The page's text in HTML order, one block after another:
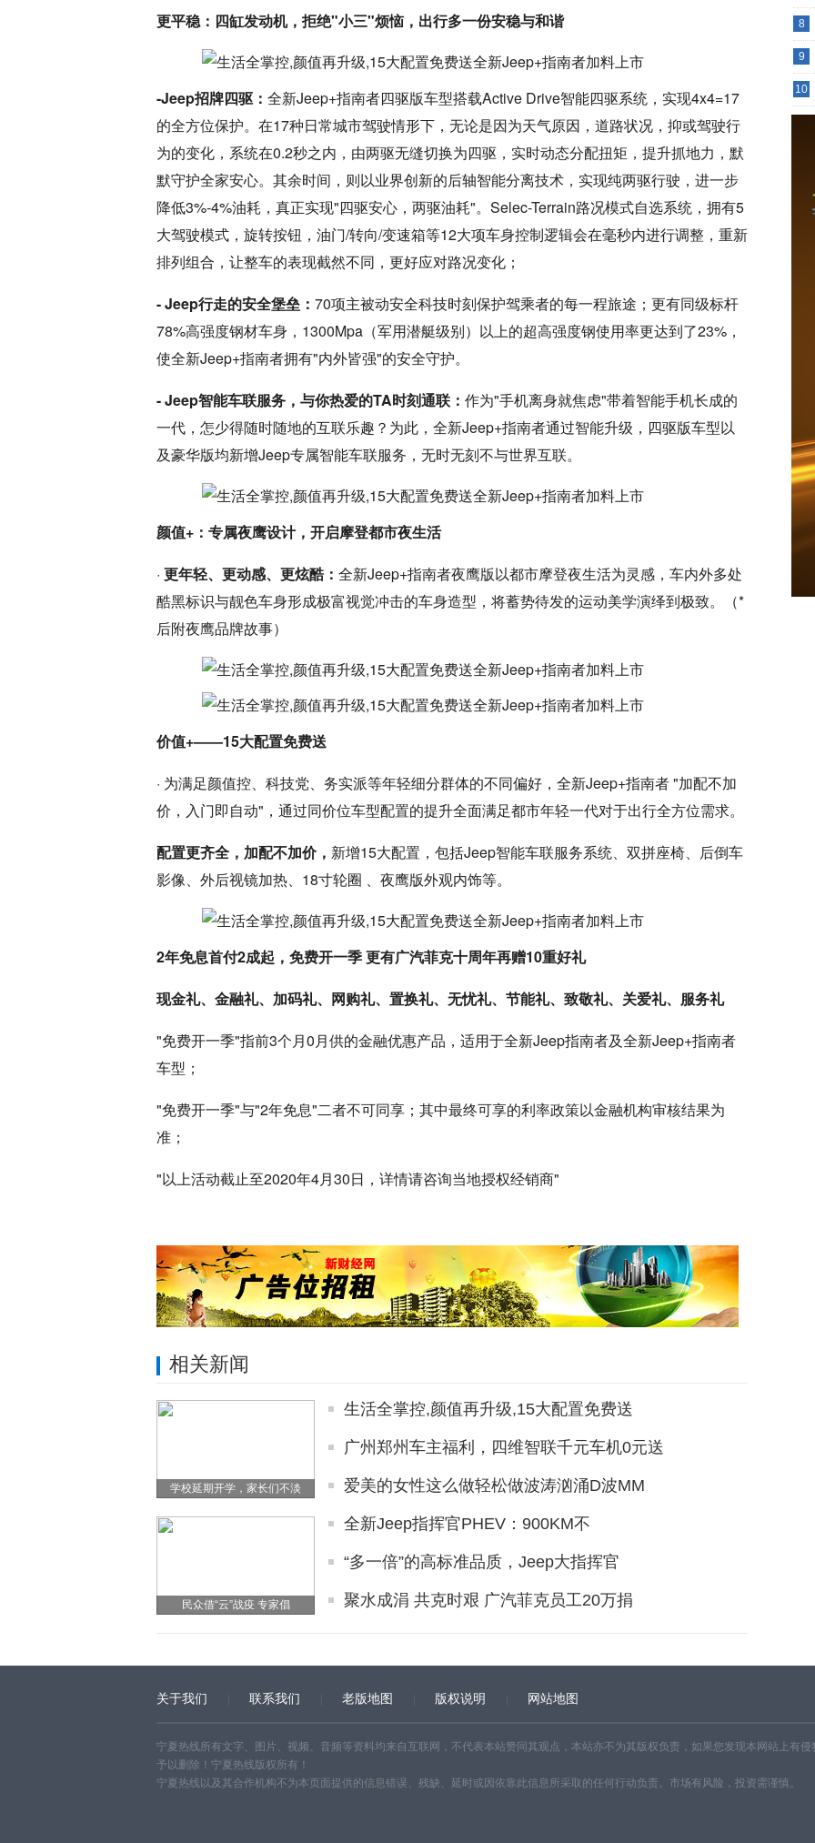
更平稳：四缸发动机，拒绝"小三"烦恼，出行多一份安稳与和谐
-Jeep招牌四驱： 全新Jeep+指南者四驱版车型搭载Active Drive智能四驱系统，实现4x4=17
的全方位保护。在17种日常城市驾驶情形下，无论是因为天气原因，道路状况，抑或驾驶行
为的变化，系统在0.2秒之内，由两驱无缝切换为四驱，实时动态分配扭矩，提升抓地力，默
默守护全家安心。其余时间，则以业界创新的后轴智能分离技术，实现纯两驱行驶，进一步
降低3%-4%油耗，真正实现"四驱安心，两驱油耗"。Selec-Terrain路况模式自选系统，拥有5
大驾驶模式，旋转按钮，油门/转向/变速箱等12大项车身控制逻辑会在毫秒内进行调整，重新
排列组合，让整车的表现截然不同，更好应对路况变化；
- Jeep行走的安全堡垒： 70项主被动安全科技时刻保护驾乘者的每一程旅途；更有同级标杆
78%高强度钢材车身，1300Mpa（军用潜艇级别）以上的超高强度钢使用率更达到了23%，
使全新Jeep+指南者拥有"内外皆强"的安全守护。
- Jeep智能车联服务，与你热爱的TA时刻通联： 作为"手机离身就焦虑"带着智能手机长成的
一代，怎少得随时随地的互联乐趣？为此，全新Jeep+指南者通过智能升级，四驱版车型以
及豪华版均新增Jeep专属智能车联服务，无时无刻不与世界互联。
颜值+：专属夜鹰设计，开启摩登都市夜生活
· 更年轻、更动感、更炫酷： 全新Jeep+指南者夜鹰版以都市摩登夜生活为灵感，车内外多处
酷黑标识与靓色车身形成极富视觉冲击的车身造型，将蓄势待发的运动美学演绎到极致。（*
后附夜鹰品牌故事）
价值+——15大配置免费送
· 为满足颜值控、科技党、务实派等年轻细分群体的不同偏好，全新Jeep+指南者 "加配不加
价，入门即自动"，通过同价位车型配置的提升全面满足都市年轻一代对于出行全方位需求。
配置更齐全，加配不加价， 新增15大配置，包括Jeep智能车联服务系统、双拼座椅、后倒车
影像、外后视镜加热、18寸轮圈 、夜鹰版外观内饰等。
2年免息首付2成起，免费开一季 更有广汽菲克十周年再赠10重好礼
现金礼、金融礼、加码礼、网购礼、置换礼、无忧礼、节能礼、致敬礼、关爱礼、服务礼
"免费开一季"指前3个月0月供的金融优惠产品，适用于全新Jeep指南者及全新Jeep+指南者
车型；
"免费开一季"与"2年免息"二者不可同享；其中最终可享的利率政策以金融机构审核结果为
准；
"以上活动截止至2020年4月30日，详情请咨询当地授权经销商"
相关新闻
学校延期开学，家长们不淡
民众借“云”战疫 专家倡
生活全掌控,颜值再升级,15大配置免费送
广州郑州车主福利，四维智联千元车机0元送
爱美的女性这么做轻松做波涛汹涌D波MM
全新Jeep指挥官PHEV：900KM不
“多一倍”的高标准品质，Jeep大指挥官
聚水成涓 共克时艰 广汽菲克员工20万捐
8
9
10
关于我们 联系我们 老版地图 版权说明 网站地图
宁夏热线所有文字、图片、视频、音频等资料均来自互联网，不代表本站赞同其观点，本站亦不为其版权负责，如果您发现本网站上有
予以删除！宁夏热线版权所有！
宁夏热线以及其合作机构不为本页面提供的信息错误、残缺、延时或因依靠此信息所采取的任何行动负责。市场有风险，投资需谨慎。